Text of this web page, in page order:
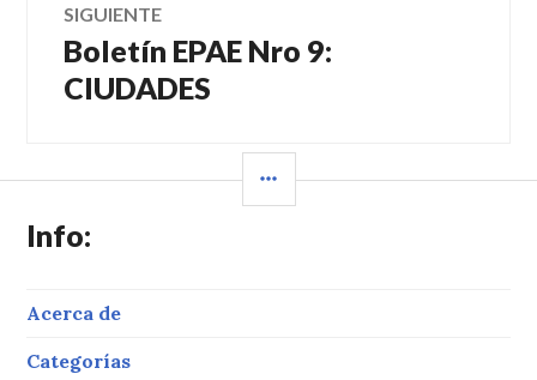
SIGUIENTE
Entrada
siguiente:
Boletín EPAE Nro 9:
CIUDADES
LATERAL
Info:
Acerca de
Categorías